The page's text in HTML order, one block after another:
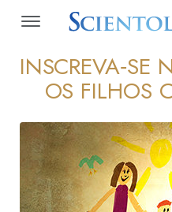
INSCREVA‑SE
OS FILHOS